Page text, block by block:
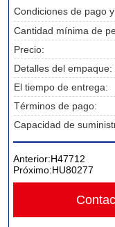
Condiciones de pago
Cantidad mínima de
Precio:
Detalles del empaque:
El tiempo de entrega:
Términos de pago:
Capacidad de
Anterior:H47712
Próximo:HU80277